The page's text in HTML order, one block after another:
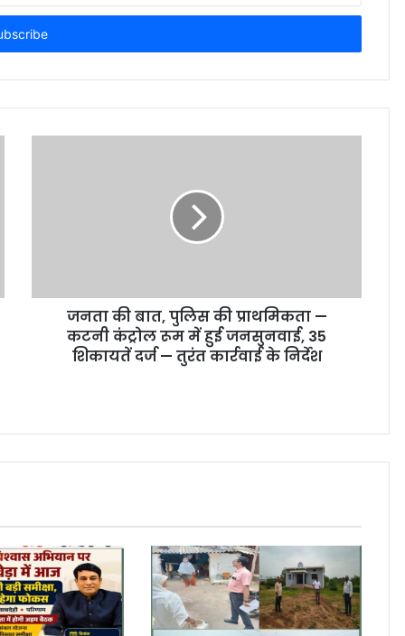
जनता की बात, पुलिस की प्राथमिकता —
कटनी कंट्रोल रूम में हुई जनसुनवाई, 35
शिकायतें दर्ज — तुरंत कार्रवाई के निर्देश